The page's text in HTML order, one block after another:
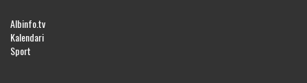
Albinfo.tv
Kalendari
Sport